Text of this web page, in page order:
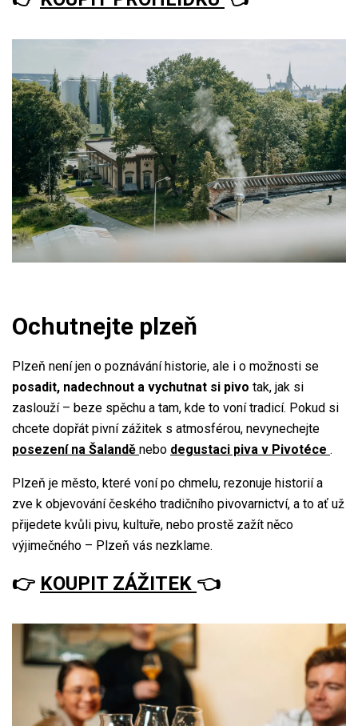
Ochutnejte plzeň
Plzeň není jen o poznávání historie, ale i o možnosti se
posadit, nadechnout a vychutnat si pivo tak, jak si
zaslouží – beze spěchu a tam, kde to voní tradicí. Pokud si
chcete dopřát pivní zážitek s atmosférou, nevynechejte
posezení na Šalandě nebo degustaci piva v Pivotéce .
Plzeň je město, které voní po chmelu, rezonuje historií a
zve k objevování českého tradičního pivovarnictví, a to ať už
přijedete kvůli pivu, kultuře, nebo prostě zažít něco
výjimečného – Plzeň vás nezklame.
👉 KOUPIT ZÁŽITEK 👈